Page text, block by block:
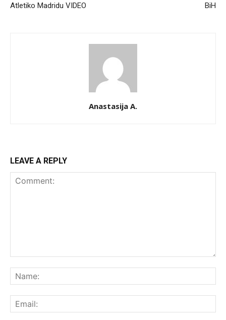
Atletiko Madridu VIDEO
BiH
Anastasija A.
LEAVE A REPLY